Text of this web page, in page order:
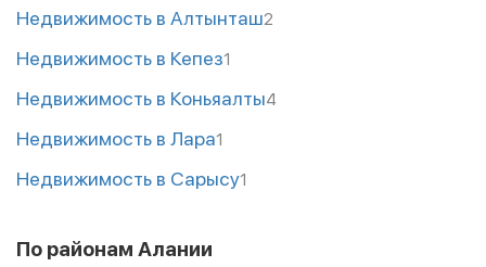
Недвижимость в Алтынташ2
Недвижимость в Кепез1
Недвижимость в Коньяалты4
Недвижимость в Лара1
Недвижимость в Сарысу1
По районам Алании